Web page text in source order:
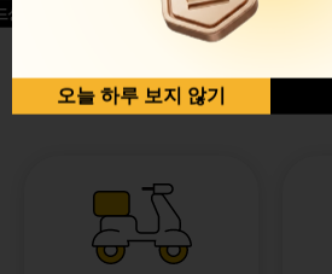
글윙
반반순살[레드+허니]
오늘 하루 보지 않기